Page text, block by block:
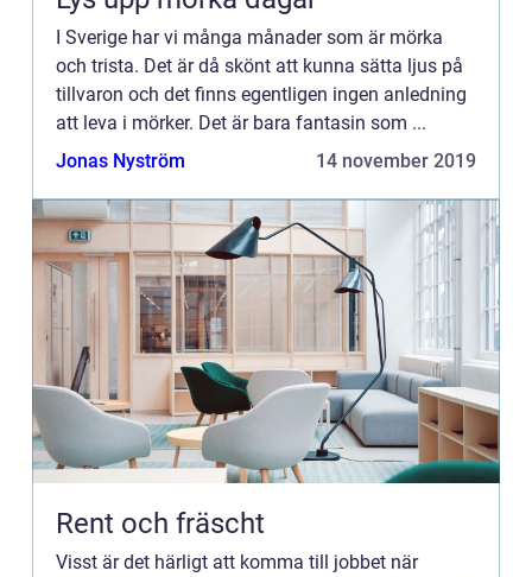
I Sverige har vi många månader som är mörka
och trista. Det är då skönt att kunna sätta ljus på
tillvaron och det finns egentligen ingen anledning
att leva i mörker. Det är bara fantasin som ...
Jonas Nyström
14 november 2019
Rent och fräscht
Visst är det härligt att komma till jobbet när